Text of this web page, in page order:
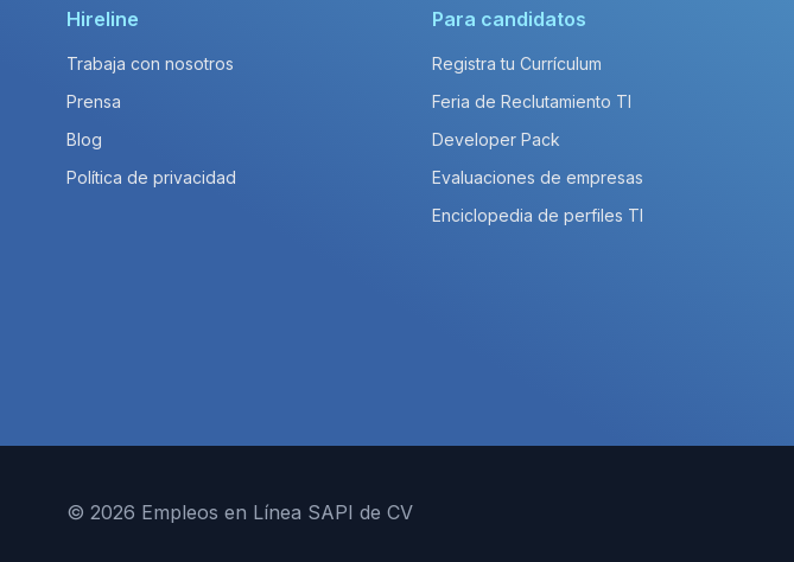
Hireline
Trabaja con nosotros
Prensa
Blog
Política de privacidad
Para candidatos
Registra tu Currículum
Feria de Reclutamiento TI
Developer Pack
Evaluaciones de empresas
Enciclopedia de perfiles TI
© 2026 Empleos en Línea SAPI de CV